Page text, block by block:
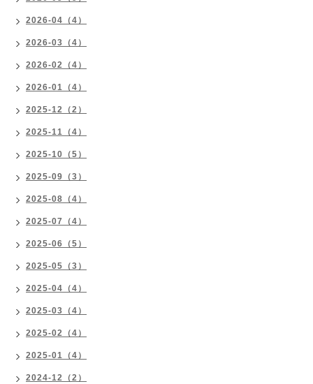
2026-04（4）
2026-03（4）
2026-02（4）
2026-01（4）
2025-12（2）
2025-11（4）
2025-10（5）
2025-09（3）
2025-08（4）
2025-07（4）
2025-06（5）
2025-05（3）
2025-04（4）
2025-03（4）
2025-02（4）
2025-01（4）
2024-12（2）